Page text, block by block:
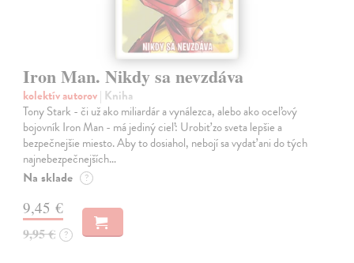
Iron Man. Nikdy sa nevzdáva
kolektív autorov| Kniha
Tony Stark - či už ako miliardár a vynálezca, alebo ako oceľový
bojovník Iron Man - má jediný cieľ: Urobiť zo sveta lepšie a
bezpečnejšie miesto. Aby to dosiahol, nebojí sa vydať ani do tých
najnebezpečnejších…
Na sklade ?
9,45 €
9,95 € ?